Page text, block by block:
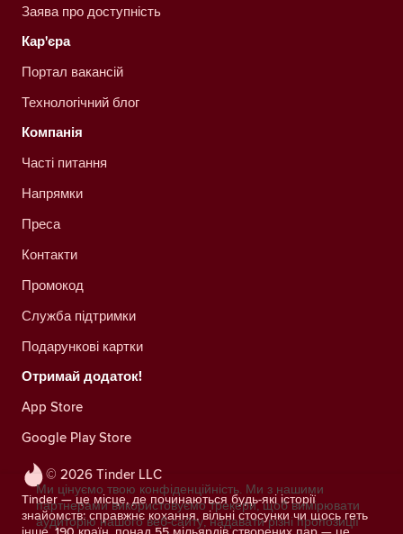
© 2026 Tinder LLC
Tinder — це місце, де починаються будь-які історії
знайомств: справжнє кохання, вільні стосунки чи щось геть
Заява про доступність
Кар'єра
Портал вакансій
Технологічний блог
Компанія
Часті питання
Напрямки
Преса
Контакти
Промокод
Служба підтримки
Подарункові картки
Отримай додаток!
App Store
Google Play Store
Ми цінуємо твою конфіденційність. Ми з нашими
партнерами використовуємо трекери, щоб вимірювати
аудиторію нашого веб-сайту, надавати різні пропозиції